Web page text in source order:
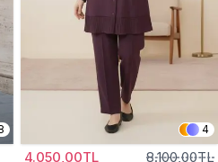
4
4.050,00TL 8.100,00TL